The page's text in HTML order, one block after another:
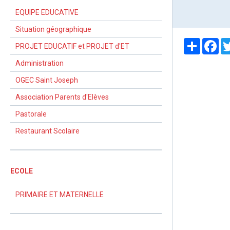
Partager
EQUIPE EDUCATIVE
Situation géographique
PROJET EDUCATIF et PROJET d'ET
Administration
OGEC Saint Joseph
Association Parents d'Elèves
Pastorale
Restaurant Scolaire
ECOLE
PRIMAIRE ET MATERNELLE